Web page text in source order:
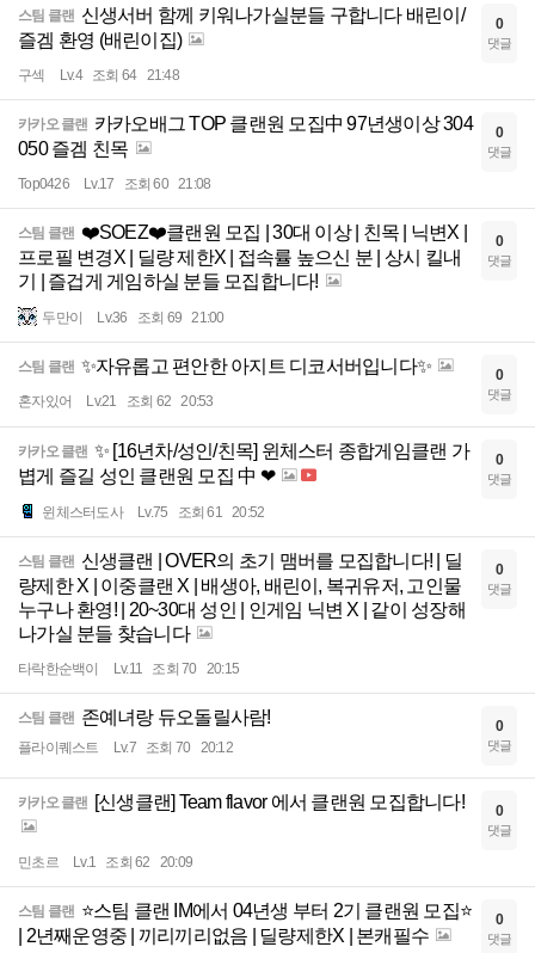
스팀 클랜 신생서버 함께 키워나가실분들 구합니다 배린이/
즐겜 환영 (배린이집)
구섹 Lv.4 조회 64 21:48
0
댓글
카카오 클랜 카카오배그 TOP 클랜원 모집中 97년생이상 304
050 즐겜 친목
Top0426 Lv.17 조회 60 21:08
0
댓글
스팀 클랜 ❤️SOEZ❤️클랜원 모집 | 30대 이상 | 친목 | 닉변X |
프로필 변경X | 딜량 제한X | 접속률 높으신 분 | 상시 킬내
기 | 즐겁게 게임하실 분들 모집합니다!
두만이 Lv.36 조회 69 21:00
0
댓글
스팀 클랜 ✨자유롭고 편안한 아지트 디코서버입니다✨
혼자있어 Lv.21 조회 62 20:53
0
댓글
카카오 클랜 ✨ [16년차/성인/친목] 윈체스터 종합게임클랜 가
볍게 즐길 성인 클랜원 모집 中 ❤
윈체스터도사 Lv.75 조회 61 20:52
0
댓글
스팀 클랜 신생클랜 | OVER의 초기 맴버를 모집합니다! | 딜
량제한 X | 이중클랜 X | 배생아, 배린이, 복귀유저, 고인물
누구나 환영! | 20~30대 성인 | 인게임 닉변 X | 같이 성장해
나가실 분들 찾습니다
타락한순백이 Lv.11 조회 70 20:15
0
댓글
스팀 클랜 존예녀랑 듀오돌릴사람!
플라이퀘스트 Lv.7 조회 70 20:12
0
댓글
카카오 클랜 [신생클랜] Team flavor 에서 클랜원 모집합니다!
민초르 Lv.1 조회 62 20:09
0
댓글
스팀 클랜 ⭐스팀 클랜 IM에서 04년생 부터 2기 클랜원 모집⭐
| 2년째운영중 | 끼리끼리없음 | 딜량제한X | 본캐필수
0
댓글